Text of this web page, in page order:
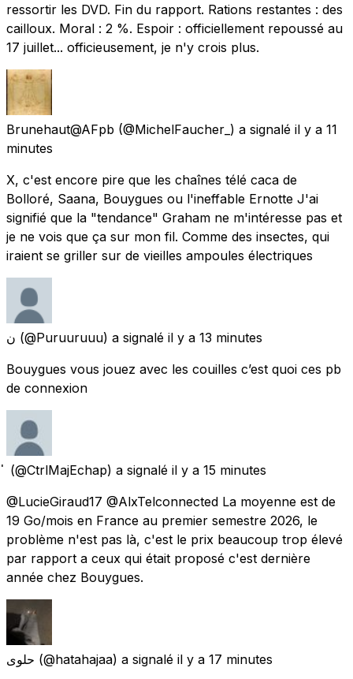
ressortir les DVD. Fin du rapport. Rations restantes : des
cailloux. Moral : 2 %. Espoir : officiellement repoussé au
17 juillet... officieusement, je n'y crois plus.
Brunehaut@AFpb (@MichelFaucher_) a signalé il y a 11
minutes
X, c'est encore pire que les chaînes télé caca de
Bolloré, Saana, Bouygues ou l'ineffable Ernotte J'ai
signifié que la "tendance" Graham ne m'intéresse pas et
je ne vois que ça sur mon fil. Comme des insectes, qui
iraient se griller sur de vieilles ampoules électriques
ن (@Puruuruuu) a signalé il y a 13 minutes
Bouygues vous jouez avec les couilles c’est quoi ces pb
de connexion
(@CtrlMajEchap) a signalé il y a 15 minutes
@LucieGiraud17 @AlxTelconnected La moyenne est de
19 Go/mois en France au premier semestre 2026, le
problème n'est pas là, c'est le prix beaucoup trop élevé
par rapport a ceux qui était proposé c'est dernière
année chez Bouygues.
حلوى (@hatahajaa) a signalé il y a 17 minutes